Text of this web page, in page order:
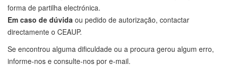
forma de partilha electrónica.
Em caso de dúvida ou pedido de autorização, contactar
directamente o CEAUP.
Se encontrou alguma dificuldade ou a procura gerou algum erro,
informe-nos e consulte-nos por e-mail.